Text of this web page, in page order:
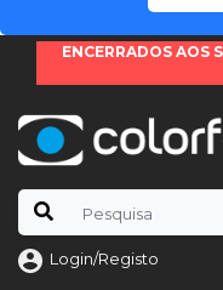
ENCERRADOS AOS
Login/Registo